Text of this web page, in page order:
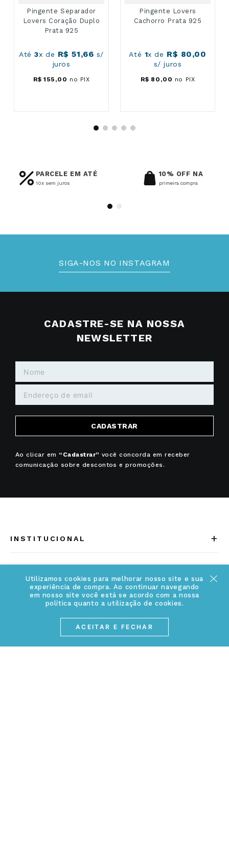
Utilizamos cookies para melhorar nosso site e sua
experiência de compra. Ao continuar navegando
em nosso site você está se acordo com a nossa
política quanto a utilização de cookies.
ACEITAR E FECHAR
Pingente Separador
Lovers Coração Duplo
Prata 925
Até3x de R$ 51,66 s/
juros
R$ 155 ,00 no PIX
Pingente Lovers
Cachorro Prata 925
Até 1x de R$ 80,00
s/ juros
R$ 80 ,00 no PIX
PARCELE EM ATÉ
10x sem juros
10% OFF NA
primeira compra
SIGA-NOS NO INSTAGRAM
CADASTRE-SE NA NOSSA
NEWSLETTER
CADASTRAR
Ao clicar em “Cadastrar” você concorda em receber
comunicação sobre descontos e promoções.
INSTITUCIONAL +
Acesse Nosso Blog
Fale Conosco
Conheça a linha MVNDOS
+
Cuidados Especiais
Política de Troca e Devolução
Política de Privacidade
ATENDIMENTO